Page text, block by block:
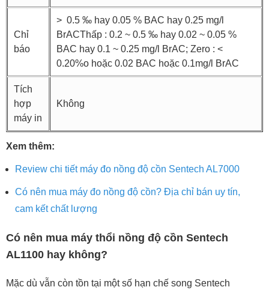
Chỉ
báo
> 0.5 ‰ hay 0.05 % BAC hay 0.25 mg/l
BrACThấp : 0.2 ~ 0.5 ‰ hay 0.02 ~ 0.05 %
BAC hay 0.1 ~ 0.25 mg/l BrAC; Zero : <
0.20%o hoặc 0.02 BAC hoặc 0.1mg/l BrAC
Tích
hợp
máy in
Không
Xem thêm:
Review chi tiết máy đo nồng độ cồn Sentech AL7000
Có nên mua máy đo nồng độ cồn? Địa chỉ bán uy tín,
cam kết chất lượng
Có nên mua máy thổi nồng độ cồn Sentech
AL1100 hay không?
Mặc dù vẫn còn tồn tại một số hạn chế song Sentech